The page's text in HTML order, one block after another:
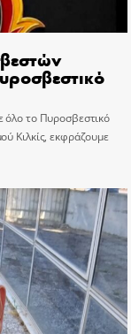
όλο το Πυροσβεστικό
Κιλκίς, εκφράζουμε